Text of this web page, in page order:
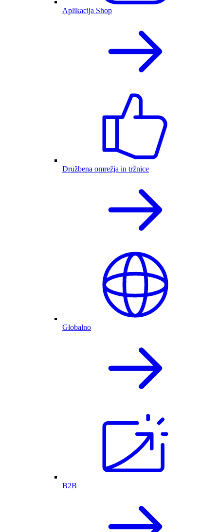
Aplikacija Shop
Družbena omrežja in tržnice
Globalno
B2B